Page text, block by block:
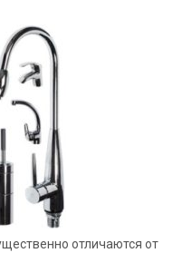
отличаются от